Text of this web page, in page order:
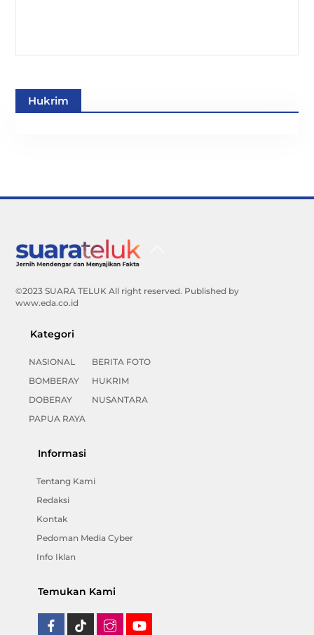
Hukrim
©2023 SUARA TELUK All right reserved. Published by
www.eda.co.id
Kategori
NASIONAL
BOMBERAY
DOBERAY
PAPUA RAYA
BERITA FOTO
HUKRIM
NUSANTARA
Informasi
Tentang Kami
Redaksi
Kontak
Pedoman Media Cyber
Info Iklan
Temukan Kami